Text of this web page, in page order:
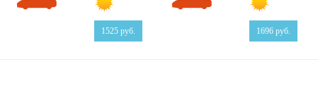
1525руб. 1696 руб.